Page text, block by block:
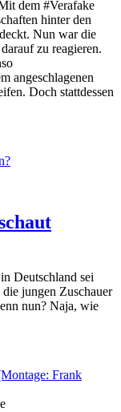
dem #Verafake
hinter den
Nun war die
zu reagieren.
angeschlagenen
Doch stattdessen
Deutschland sei
die jungen Zuschauer
nun? Naja, wie